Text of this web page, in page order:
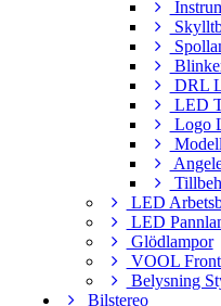
DRL
LED
Logo
LED
LED
Glödlampor
VOOL
Belysning
Bilstereo